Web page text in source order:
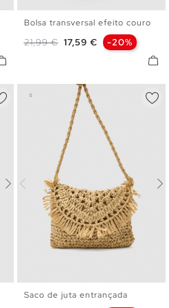
Bolsa transversal efeito couro
Preço normal
21,99 € Preço
17,59 € -20%
Saco de juta entrançada